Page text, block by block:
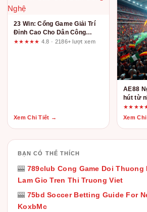
23 Win: Cổng Game Giải Trí
Đỉnh Cao Cho Dân Công
Nghệ
★★★★★ 4.8 · 2186+ lượt xem
Xem Chi Tiết →
AE88
hút từ
cao và
đẳng
Xem
BẠN CÓ THỂ THÍCH
🎰 789club Cong Game Doi Thuong
Lam Gio Tren Thi Truong Viet
🎰 75bd Soccer Betting Guide For
KoxbMc